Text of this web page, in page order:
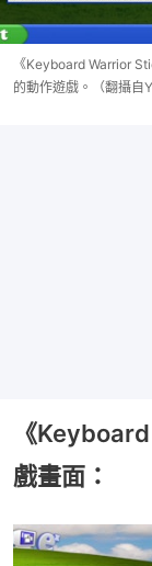
《Keyboard Warrior
的動作遊戲。（翻攝自
《
戲畫面：